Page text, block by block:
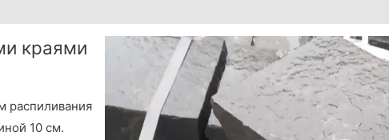
краями
распиливания
10 см.
е